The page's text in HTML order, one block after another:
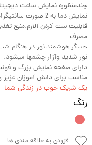
نمایش دما به 2
مصرف
حسگر هوشمند نور در هنگام شب
نور شدید وآزار چشمها میشود.
دارای صفحه نمایش بزرگ و
مناسب برای دانش آموزان عزیز
یک شریک خوب در زندگی شما
رنگ
افزودن به علاقه مندی ها